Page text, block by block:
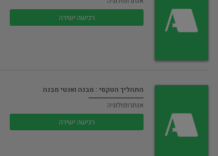
רכישה ישירה
התהליך הטקסי : מבנה ואנטי מבנה
אנתרופולוגיה
רכישה ישירה